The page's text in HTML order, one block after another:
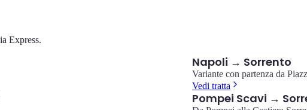
Express.
Napoli → Sorrento
Variante con partenza da
Vedi tratta
Pompei Scavi →